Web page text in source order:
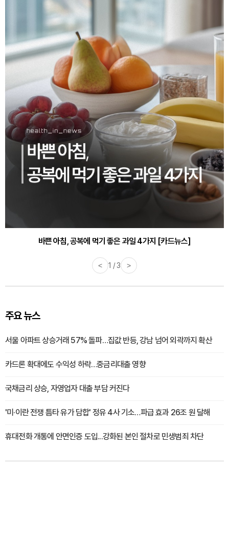
바쁜 아침, 공복에 먹기 좋은 과일 4가지 [카드뉴스]
30대부터 유병률 2배...여자에게 꼭 필요한 검사는? [카드뉴스]
< 1 / 3 >
주요 뉴스
서울 아파트 상승거래 57% 돌파…집값 반등, 강남 넘어 외곽까지 확산
카드론 확대에도 수익성 하락…중금리대출 영향
국채금리 상승, 자영업자 대출 부담 커진다
'미·이란 전쟁 틈타 유가 담합' 정유 4사 기소…파급 효과 26조 원 달해
휴대전화 개통에 안면인증 도입...강화된 본인 절차로 민생범죄 차단